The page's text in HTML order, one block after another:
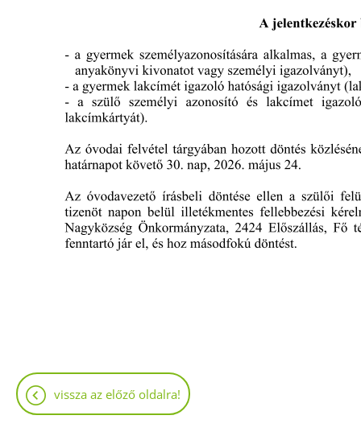
vissza az előző oldalra!